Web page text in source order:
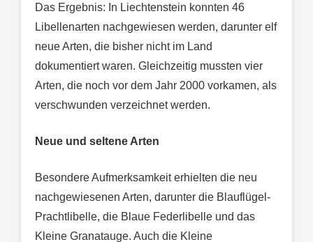
Das Ergebnis: In Liechtenstein konnten 46
Libellenarten nachgewiesen werden, darunter elf
neue Arten, die bisher nicht im Land
dokumentiert waren. Gleichzeitig mussten vier
Arten, die noch vor dem Jahr 2000 vorkamen, als
verschwunden verzeichnet werden.
Neue und seltene Arten
Besondere Aufmerksamkeit erhielten die neu
nachgewiesenen Arten, darunter die Blauflügel-
Prachtlibelle, die Blaue Federlibelle und das
Kleine Granatauge. Auch die Kleine